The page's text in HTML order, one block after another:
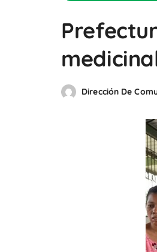
Dirección De